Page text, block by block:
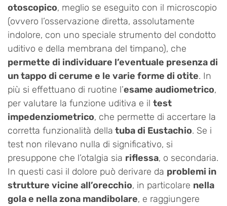
otoscopico, meglio se eseguito con il microscopio
(ovvero l’osservazione diretta, assolutamente
indolore, con uno speciale strumento del condotto
uditivo e della membrana del timpano), che
permette di individuare l’eventuale presenza di
un tappo di cerume e le varie forme di otite. In
più si effettuano di ruotine l’esame audiometrico,
per valutare la funzione uditiva e il test
impedenziometrico, che permette di accertare la
corretta funzionalità della tuba di Eustachio. Se i
test non rilevano nulla di significativo, si
presuppone che l’otalgia sia riflessa, o secondaria.
In questi casi il dolore può derivare da problemi in
strutture vicine all’orecchio, in particolare nella
gola e nella zona mandibolare, e raggiungere